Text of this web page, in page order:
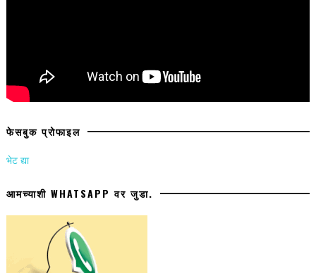
फेसबुक प्रोफाइल
भेट द्या
आमच्याशी WHATSAPP वर जुडा.